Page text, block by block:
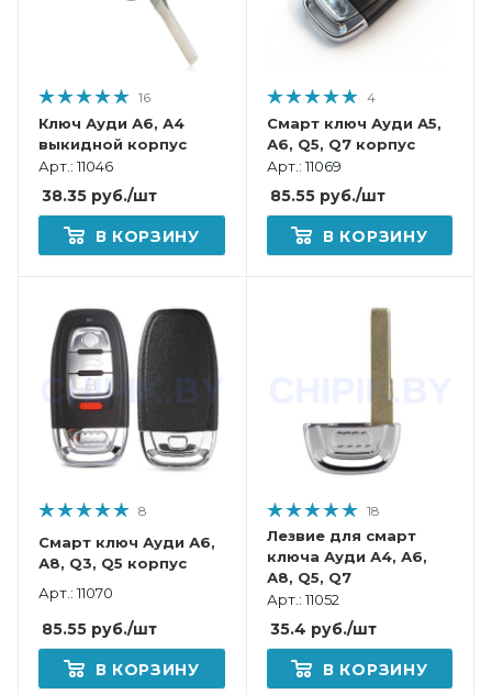
16
Ключ Ауди А6, А4
выкидной корпус
Арт.: 11046
38.35 руб./шт
В КОРЗИНУ
4
Смарт ключ Ауди А5,
А6, Q5, Q7 корпус
Арт.: 11069
85.55руб./шт
В КОРЗИНУ
8
Смарт ключ Ауди А6,
А8, Q3, Q5 корпус
Арт.: 11070
85.55 руб./шт
В КОРЗИНУ
18
Лезвие для смарт
ключа Ауди А4, А6,
А8, Q5, Q7
Арт.: 11052
35.4 руб./шт
В КОРЗИНУ